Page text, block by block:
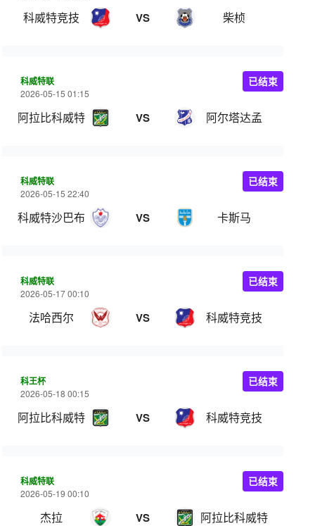
科威特竞技 VS 柴桢
科威特联
2026-05-15 01:15
阿拉比科威特 VS 阿尔塔达孟
已结束
科威特联
2026-05-15 22:40
科威特沙巴布 VS 卡斯马
已结束
科威特联
2026-05-17 00:10
法哈西尔 VS 科威特竞技
已结束
科王杯
2026-05-18 00:15
阿拉比科威特 VS 科威特竞技
已结束
科威特联
2026-05-19 00:10
杰拉 VS 阿拉比科威特
已结束